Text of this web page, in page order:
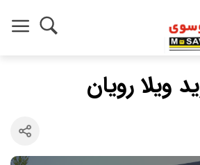
ویلا رویان